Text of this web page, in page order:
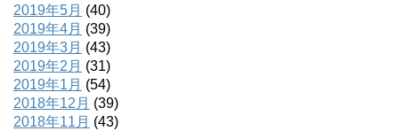
2019年5月 (40)
2019年4月 (39)
2019年3月 (43)
2019年2月 (31)
2019年1月 (54)
2018年12月 (39)
2018年11月 (43)